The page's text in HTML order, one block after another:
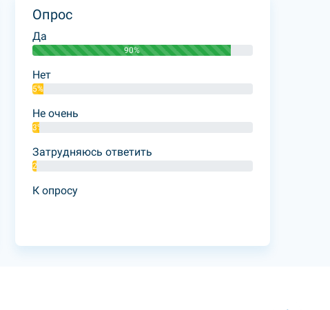
Опрос
Да
90%
Нет
5%
Не очень
3%
Затрудняюсь ответить
2%
К опросу